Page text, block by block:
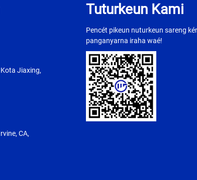
Jiaxing,
CA,
Tuturkeun Kami
Pencét pikeun nuturkeun sareng
panganyarna iraha waé!